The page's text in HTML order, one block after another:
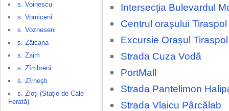
s. Voinescu
s. Vorniceni
s. Vozneseni
s. Zăicana
s. Zaim
s. Zîmbreni
s. Zîrneşti
s. Zloți (Stație de Cale
Ferată)
Intersecția Bulevardul
Centrul orașului Tiraspol
Excursie Orașul Tiraspol
Strada Cuza Vodă
PortMall
Strada Pantelimon
Strada Vlaicu Pârcălab